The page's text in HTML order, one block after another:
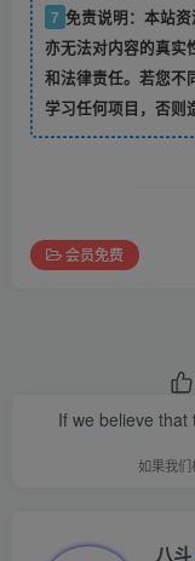
7 免责说明：本站
亦无法对内容的真实
和法律责任。若您不
学习任何项目，否则
会员免费
If we believe
如果我
八斗